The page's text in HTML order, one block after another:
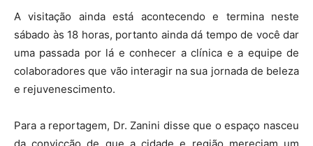
A visitação ainda está acontecendo e termina neste
sábado às 18 horas, portanto ainda dá tempo de você dar
uma passada por lá e conhecer a clínica e a equipe de
colaboradores que vão interagir na sua jornada de beleza
e rejuvenescimento.
Para a reportagem, Dr. Zanini disse que o espaço nasceu